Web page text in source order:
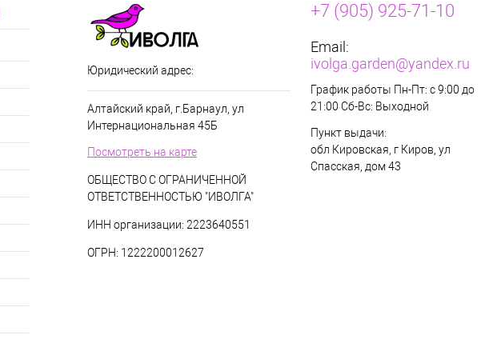
Юридический адрес:
Алтайский край, г.Барнаул, ул
Интернациональная 45Б
Посмотреть на карте
ОБЩЕСТВО С ОГРАНИЧЕННОЙ
ОТВЕТСТВЕННОСТЬЮ "ИВОЛГА"
ИНН организации: 2223640551
ОГРН: 1222200012627
+7 (905) 925-71-10
Email:
ivolga.garden@yandex.ru
График работы Пн-Пт: с 9:00 до
21:00 Сб-Вс: Выходной
Пункт выдачи:
обл Кировская, г Киров, ул
Спасская, дом 43